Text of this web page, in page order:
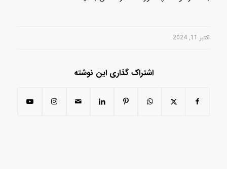
اکتبر 11, 2024
اشتراک گذاری این نوشته